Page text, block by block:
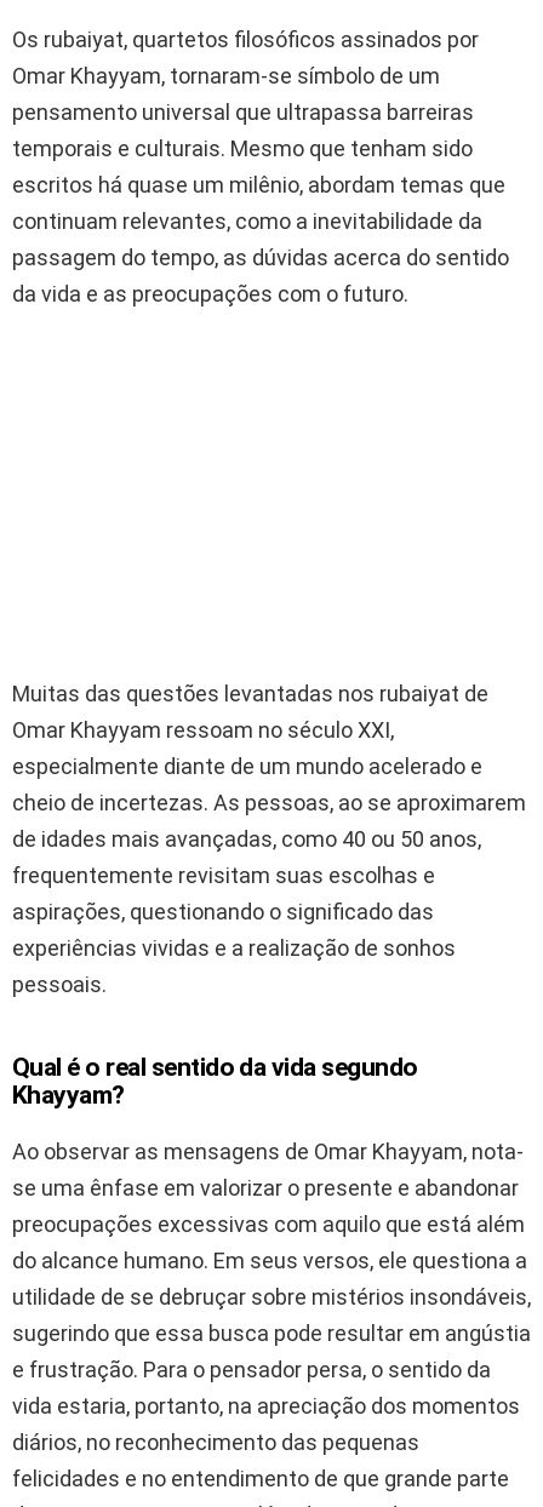
Os rubaiyat, quartetos filosóficos assinados por
Omar Khayyam, tornaram-se símbolo de um
pensamento universal que ultrapassa barreiras
temporais e culturais. Mesmo que tenham sido
escritos há quase um milênio, abordam temas que
continuam relevantes, como a inevitabilidade da
passagem do tempo, as dúvidas acerca do sentido
da vida e as preocupações com o futuro.
Muitas das questões levantadas nos rubaiyat de
Omar Khayyam ressoam no século XXI,
especialmente diante de um mundo acelerado e
cheio de incertezas. As pessoas, ao se aproximarem
de idades mais avançadas, como 40 ou 50 anos,
frequentemente revisitam suas escolhas e
aspirações, questionando o significado das
experiências vividas e a realização de sonhos
pessoais.
Qual é o real sentido da vida segundo
Khayyam?
Ao observar as mensagens de Omar Khayyam, nota-
se uma ênfase em valorizar o presente e abandonar
preocupações excessivas com aquilo que está além
do alcance humano. Em seus versos, ele questiona a
utilidade de se debruçar sobre mistérios insondáveis,
sugerindo que essa busca pode resultar em angústia
e frustração. Para o pensador persa, o sentido da
vida estaria, portanto, na apreciação dos momentos
diários, no reconhecimento das pequenas
felicidades e no entendimento de que grande parte